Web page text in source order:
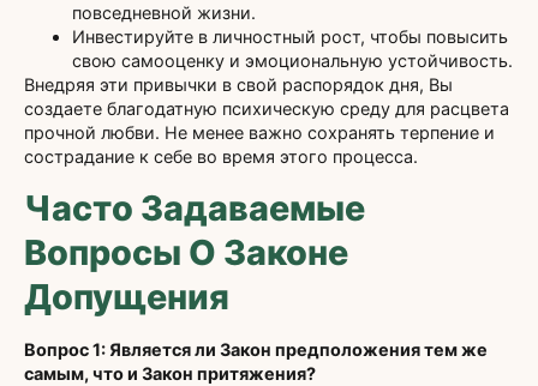
повседневной жизни.
Инвестируйте в личностный рост, чтобы повысить
свою самооценку и эмоциональную устойчивость.
Внедряя эти привычки в свой распорядок дня, Вы
создаете благодатную психическую среду для расцвета
прочной любви. Не менее важно сохранять терпение и
сострадание к себе во время этого процесса.
Часто Задаваемые
Вопросы О Законе
Допущения
Вопрос 1: Является ли Закон предположения тем же
самым, что и Закон притяжения?